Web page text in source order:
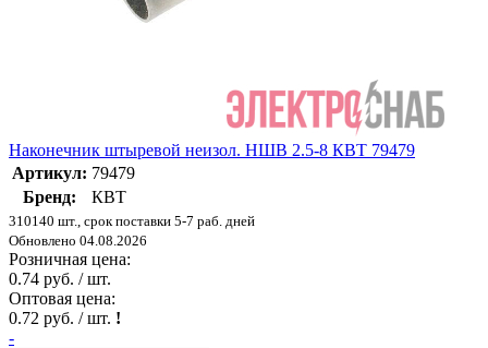
Наконечник штыревой неизол. НШВ 2.5-8 КВТ 79479
Артикул: 79479
Бренд:
КВТ
310140 шт., срок поставки 5-7 раб. дней
Обновлено 04.08.2026
Розничная цена:
0.74 руб. / шт.
Оптовая цена:
0.72 руб. / шт. !
-